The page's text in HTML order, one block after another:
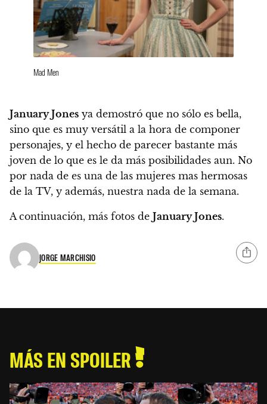
Mad Men
January Jones ya demostró que no sólo es bella,
sino que es muy versátil a la hora de componer
personajes, y el hecho de parecer bastante más
joven de lo que es le da más posibilidades aun. No
por nada de es una de las mujeres mas hermosas
de la TV, y además, nuestra nada de la semana.
A continuación, más fotos de January Jones.
JORGE MARCHISIO
MÁS EN SPOILER